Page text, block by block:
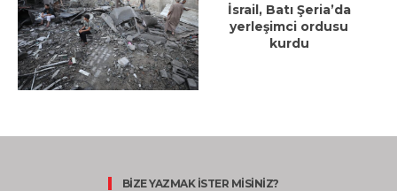
İsrail, Batı Şeria’da
yerleşimci ordusu
kurdu
BİZE YAZMAK İSTER MİSİNİZ?